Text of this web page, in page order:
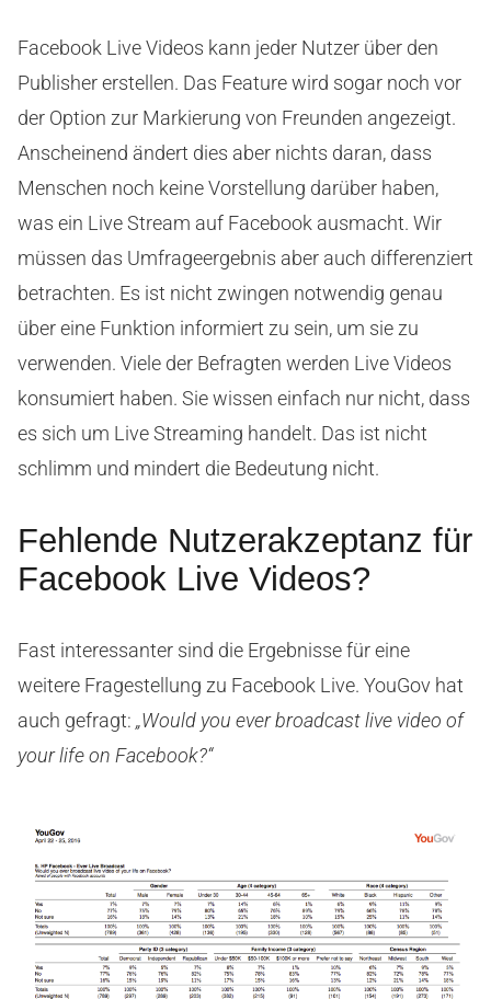
Facebook Live Videos kann jeder Nutzer über den
Publisher erstellen. Das Feature wird sogar noch vor
der Option zur Markierung von Freunden angezeigt.
Anscheinend ändert dies aber nichts daran, dass
Menschen noch keine Vorstellung darüber haben,
was ein Live Stream auf Facebook ausmacht. Wir
müssen das Umfrageergebnis aber auch differenziert
betrachten. Es ist nicht zwingen notwendig genau
über eine Funktion informiert zu sein, um sie zu
verwenden. Viele der Befragten werden Live Videos
konsumiert haben. Sie wissen einfach nur nicht, dass
es sich um Live Streaming handelt. Das ist nicht
schlimm und mindert die Bedeutung nicht.
Fehlende Nutzerakzeptanz für
Facebook Live Videos?
Fast interessanter sind die Ergebnisse für eine
weitere Fragestellung zu Facebook Live. YouGov hat
auch gefragt: „Would you ever broadcast live video of
your life on Facebook?“